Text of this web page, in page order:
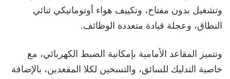
وتشغيل بدون مفتاح، وتكييف هواء أوتوماتيكي ثنائي
النطاق، وعجلة قيادة متعددة الوظائف.
وتتميز المقاعد الأمامية بإمكانية الضبط الكهربائي، مع
خاصية التدليك للسائق، والتسخين لكلا المقعدين، بالإضافة